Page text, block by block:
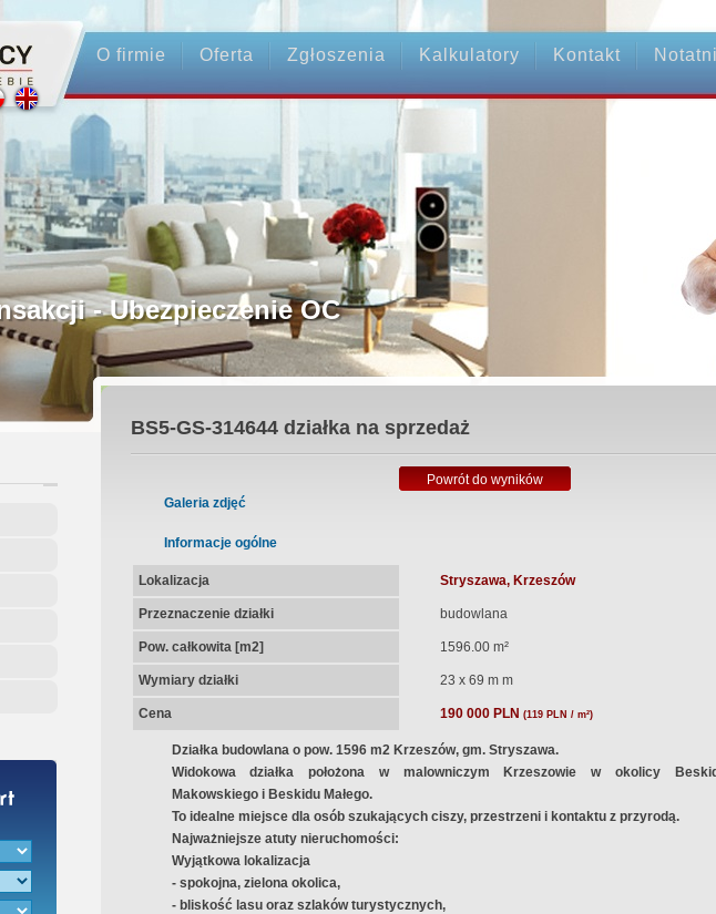
O firmie Oferta Zgłoszenia Kalkulatory Kontakt
- Ubezpieczenie OC
Zadatku
Umowa Notarialna
BS5-GS-314644działka na sprzedaż
Powrót do wyników
Galeria zdjęć
Informacje ogólne
Lokalizacja Stryszawa, Krzeszów
Przeznaczenie działki budowlana
Pow. całkowita [m2] 1596.00 m²
Wymiary działki 23 x 69 m m
Cena 190 000 PLN (119 PLN / m²)
Działka budowlana o pow. 1596 m2 Krzeszów, gm. Stryszawa.
Widokowa działka położona w malowniczym Krzeszowie w okolicy
Makowskiego i Beskidu Małego.
To idealne miejsce dla osób szukających ciszy, przestrzeni i kontaktu z przyrodą.
Najważniejsze atuty nieruchomości:
Wyjątkowa lokalizacja
- spokojna, zielona okolica,
- bliskość lasu oraz szlaków turystycznych,